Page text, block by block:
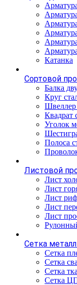
Катанка
Сортовой
Балка
Круг
Швеллер
Квадрат
Уголок
Полоса
Листовой
Лист
Лист
Лист
Лист
Лист
Сетка
Сетка
Сетка
Сетка
Сетка